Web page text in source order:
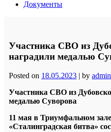
Документы
Участника СВО из
наградили медалью
Posted on 18.05.2023 | by admin
Участника СВО из
медалью Суворова
11 мая в Триумфальном
«Сталинградская битва»